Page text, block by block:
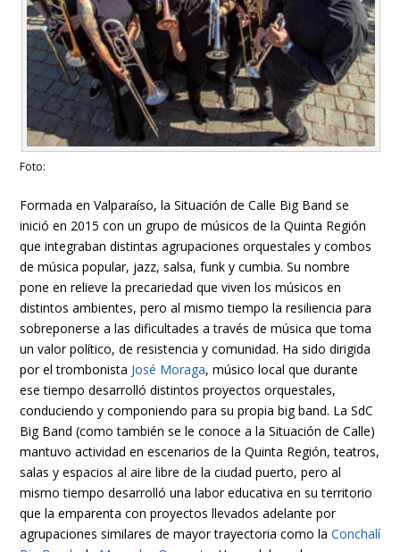
Foto:
Formada en Valparaíso, la Situación de Calle Big Band se
inició en 2015 con un grupo de músicos de la Quinta Región
que integraban distintas agrupaciones orquestales y combos
de música popular, jazz, salsa, funk y cumbia. Su nombre
pone en relieve la precariedad que viven los músicos en
distintos ambientes, pero al mismo tiempo la resiliencia para
sobreponerse a las dificultades a través de música que toma
un valor político, de resistencia y comunidad. Ha sido dirigida
por el trombonista José Moraga, músico local que durante
ese tiempo desarrolló distintos proyectos orquestales,
conduciendo y componiendo para su propia big band. La SdC
Big Band (como también se le conoce a la Situación de Calle)
mantuvo actividad en escenarios de la Quinta Región, teatros,
salas y espacios al aire libre de la ciudad puerto, pero al
mismo tiempo desarrolló una labor educativa en su territorio
que la emparenta con proyectos llevados adelante por
agrupaciones similares de mayor trayectoria como la Conchalí